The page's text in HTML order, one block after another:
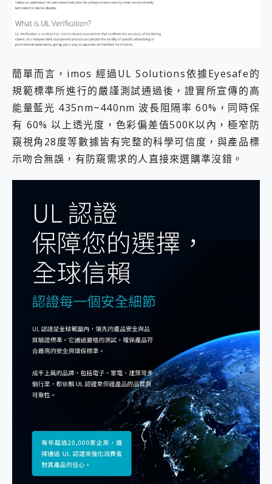
簡單而言，imos 經過UL Solutions依據Eyesafe的
規範標準所進行的嚴謹測試通過後，證實所宣傳的高
能量藍光 435nm~440nm 波長阻隔率 60%，同時保
有 60% 以上透光度，色彩偏差值500K以內，極窄防
窺視角28度等數據皆有完整的科學可信度，與產品標
示吻合無誤，有防窺需求的人直接來選購準沒錯。